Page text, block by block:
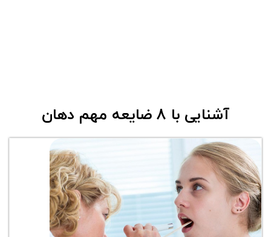
آشنایی با 8 ضایعه مهم دهان